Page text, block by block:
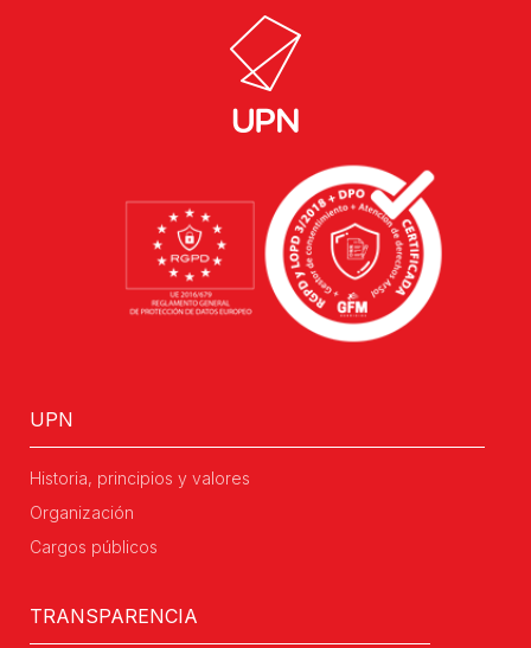
UPN
Historia, principios y valores
Organización
Cargos públicos
TRANSPARENCIA